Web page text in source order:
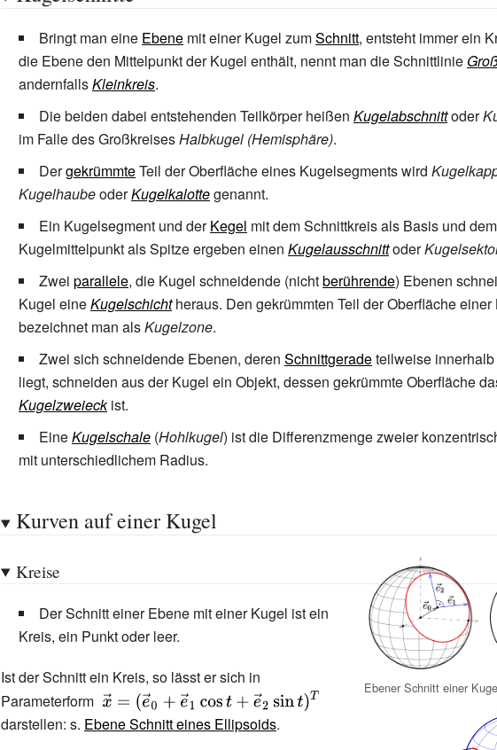
Bringt man eine Ebene mit einer Kugel zumSchnitt, entsteht immer ein
die Ebene den Mittelpunkt der Kugel enthält, nennt man die Schnittlinie
andernfallsKleinkreis.
Die beiden dabei entstehenden Teilkörper heißen Kugelabschnittoder
im Falle des GroßkreisesHalbkugel (Hemisphäre).
DergekrümmteTeil der Oberfläche eines Kugelsegments wird
KugelhaubeoderKugelkalottegenannt.
Ein Kugelsegment und derKegel mit dem Schnittkreis als Basis und dem
Kugelmittelpunkt als Spitze ergeben einen Kugelausschnittoder
Zwei parallele, die Kugel schneidende (nichtberührende) Ebenen
Kugel eineKugelschichtheraus. Den gekrümmten Teil der Oberfläche
bezeichnet man alsKugelzone.
Zwei sich schneidende Ebenen, deren Schnittgeradeteilweise
liegt, schneiden aus der Kugel ein Objekt, dessen gekrümmte Oberfläche
Kugelzweieckist.
EineKugelschale (Hohlkugel) ist die Differenzmenge zweier
mit unterschiedlichem Radius.
Kurven auf einer Kugel
Ebener Schnitt einer
Kreise
Der Schnitt einer Ebene mit einer Kugel ist ein
Kreis, ein Punkt oder leer.
Ist der Schnitt ein Kreis, so lässt er sich in
Parameterform {\displaystyle
\;{\vec {x}}=
darstellen: s. Ebene Schnitt eines Ellipsoids.